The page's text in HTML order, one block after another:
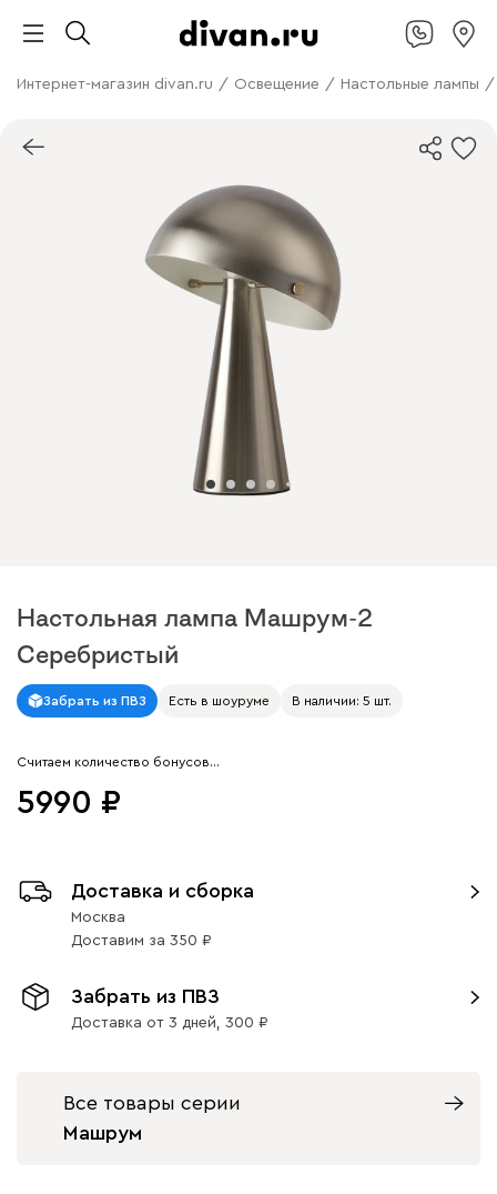
Интернет-магазин divan.ru / Освещение / Настольные лампы /
Настольная лампа Машрум-2
Серебристый
Арт. 287782
Забрать из ПВЗ Есть в шоуруме В наличии: 5 шт.
Считаем количество бонусов…
5990
Доставка и сборка
Москва
Доставим за 350
Забрать из ПВЗ
Доставка от 3 дней, 300
Все товары серии
Машрум